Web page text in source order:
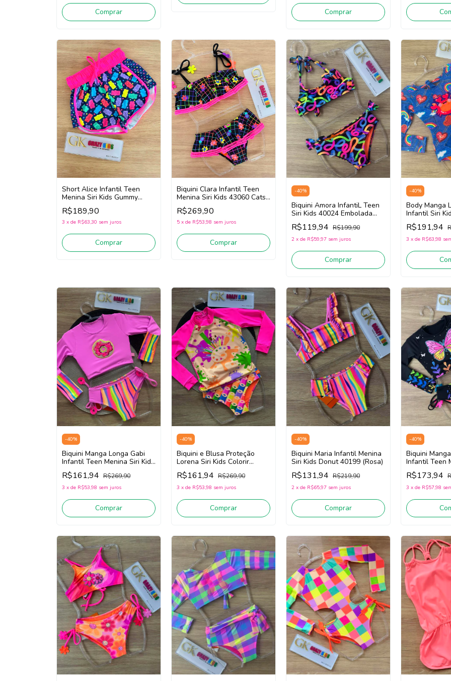
Comprar Comprar
Short Alice Infantil Teen
Menina Siri Kids Gummy
43016 (Marinho/Rosa)
R$189,90
3 x de R$63,30 sem juros
Comprar
Biquini Clara Infantil Teen
Menina Siri Kids 43060 Cats
(Preto / Rosa)
R$269,90
5 x de R$53,98 sem juros
Comprar
-40%
Biquini Amora InfantiL Teen
Siri Kids 40024 Embolada
(Preto/Rosa/Azul)
R$119,94 R$199,90
2 x de R$59,97 sem juros
Comprar
-40%
Body Manga
Infantil Siri
40053 (Azul)
R$191,94
3 x de R$63,98
-40%
Biquini Manga Longa Gabi
Infantil Teen Menina Siri Kids
Donut 40275 (Rosa)
R$161,94 R$269,90
3 x de R$53,98 sem juros
Comprar
-40%
Biquini e Blusa Proteção
Lorena Siri Kids Colorir
40267 (Rosa/Laranja)
R$161,94 R$269,90
3 x de R$53,98 sem juros
Comprar
-40%
Biquini Maria Infantil Menina
Siri Kids Donut 40199 (Rosa)
R$131,94 R$219,90
2 x de R$65,97 sem juros
Comprar
-40%
Biquini
Infantil Teen
Borboleta
R$173,94
3 x de R$57,98